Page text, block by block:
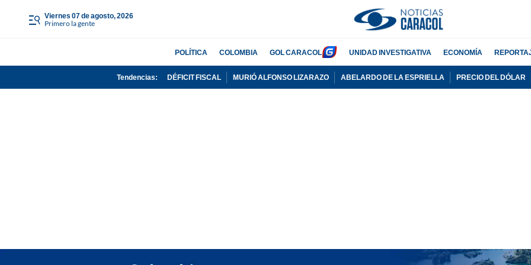
viernes 07 de agosto, 2026
Primero la gente
POLÍTICA COLOMBIA GOL CARACOL UNIDAD INVESTIGATIVA ECONOMÍA
Tendencias: DÉFICIT FISCAL MURIÓ ALFONSO LIZARAZO ABELARDO DE LA ESPRIELLA PRECIO DEL DÓLAR